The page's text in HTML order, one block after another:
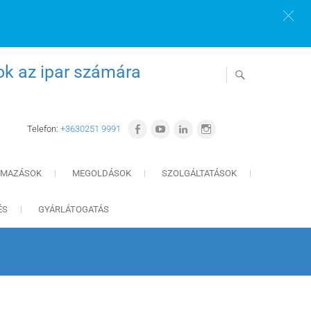
az ipar számára
Telefon: +3630251 9991
MEGOLDÁSOK SZOLGÁLTATÁSOK
GYÁRLÁTOGATÁS